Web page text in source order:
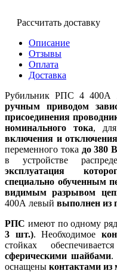
Рассчитать доставку
Описание
Отзывы
Оплата
Доставка
Рубильник РПС 4 400А
ручным приводом
присоединения
номинального тока,
включения и отключения
переменного тока до 380 В
в устройстве
эксплуатация
специально обученным
видимым разрывом
400А левый выполнен из
РПС имеют по одному
3 шт.). Необходимое
стойках
сферическими шайбами.
оснащены контактами из